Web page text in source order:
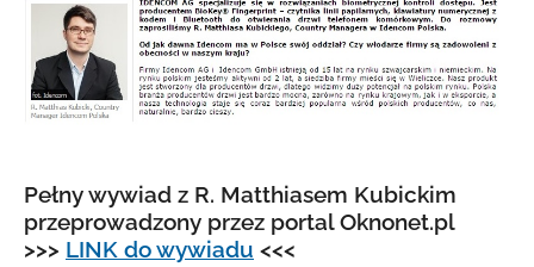
Pełny wywiad z R. Matthiasem Kubickim
przeprowadzony przez portal Oknonet.pl
>>> LINK do wywiadu <<<